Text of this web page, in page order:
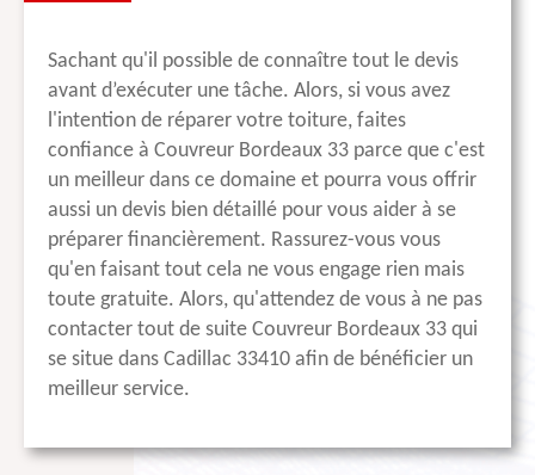
Sachant qu'il possible de connaître tout le devis
avant d’exécuter une tâche. Alors, si vous avez
l'intention de réparer votre toiture, faites
confiance à Couvreur Bordeaux 33 parce que c'est
un meilleur dans ce domaine et pourra vous offrir
aussi un devis bien détaillé pour vous aider à se
préparer financièrement. Rassurez-vous vous
qu'en faisant tout cela ne vous engage rien mais
toute gratuite. Alors, qu'attendez de vous à ne pas
contacter tout de suite Couvreur Bordeaux 33 qui
se situe dans Cadillac 33410 afin de bénéficier un
meilleur service.